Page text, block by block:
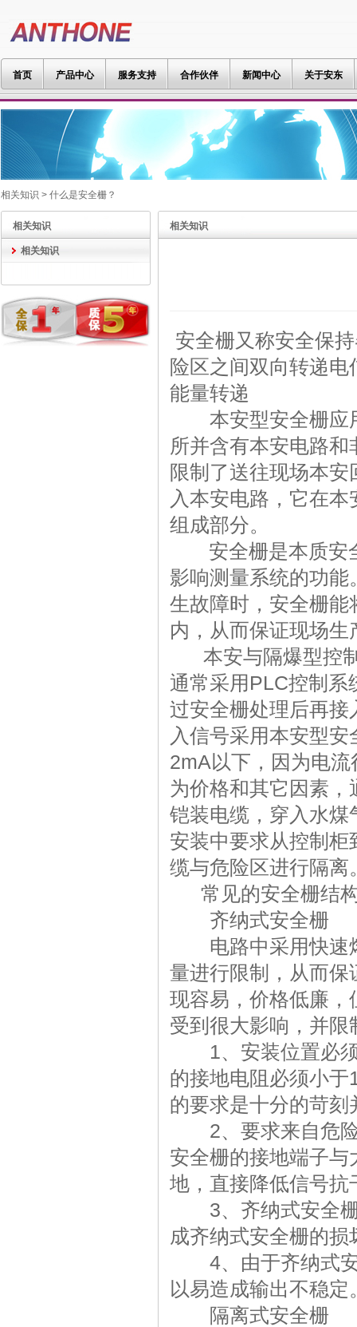
首页 产品中心 服务支持 合作伙伴 新闻中心 关于安东
相关知识 > 什么是安全栅？
相关知识
相关知识
相关知识
安全栅又称安全保
险区之间双向转递
能量转递
本安型安全栅应用
所并含有本安电路
限制了送往现场本
入本安电路，它在
组成部分。
安全栅是本质安全
影响测量系统的功
生故障时，安全栅
内，从而保证现场生
本安与隔爆型控制
通常采用PLC控制系
过安全栅处理后再
入信号采用本安型
2mA以下，因为电
为价格和其它因素
铠装电缆，穿入水
安装中要求从控制
缆与危险区进行隔离
常见的安全栅结构
齐纳式安全栅
电路中采用快速熔
量进行限制，从而
现容易，价格低廉
受到很大影响，并
1、安装位置必须
的接地电阻必须小
的要求是十分的苛
2、要求来自危险
安全栅的接地端子
地，直接降低信号
3、齐纳式安全栅
成齐纳式安全栅的损
4、由于齐纳式安
以易造成输出不稳
隔离式安全栅